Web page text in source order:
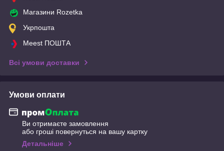
Магазини Rozetka
Укрпошта
Meest ПОШТА
Всі умови доставки
Умови оплати
Ви отримаєте замовлення
або гроші повернуться на вашу картку
Детальніше